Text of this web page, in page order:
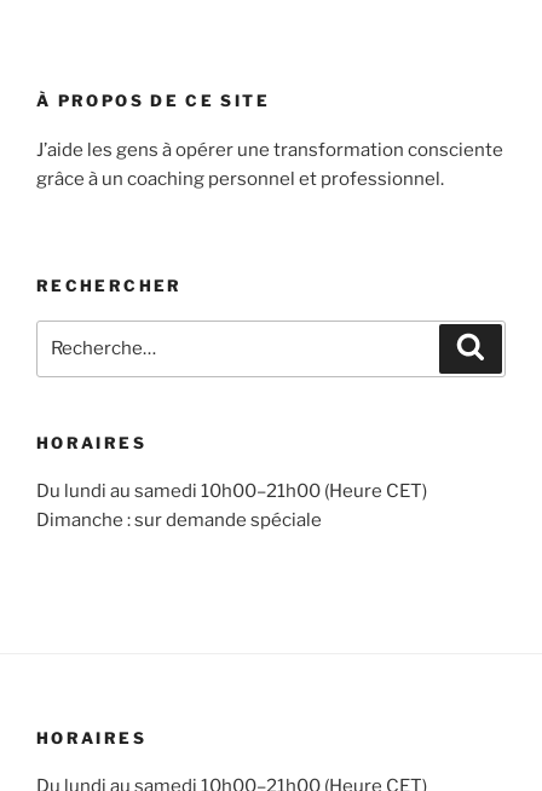
À PROPOS DE CE SITE
J’aide les gens à opérer une transformation consciente
grâce à un coaching personnel et professionnel.
RECHERCHER
pour
HORAIRES
Du lundi au samedi 10h00–21h00 (Heure CET)
Dimanche : sur demande spéciale
HORAIRES
Du lundi au samedi 10h00–21h00 (Heure CET)